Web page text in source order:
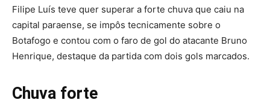
Filipe Luís teve quer superar a forte chuva que caiu na
capital paraense, se impôs tecnicamente sobre o
Botafogo e contou com o faro de gol do atacante Bruno
Henrique, destaque da partida com dois gols marcados.
Chuva forte